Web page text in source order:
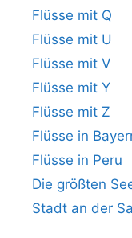
Flüsse mit Q
Flüsse mit U
Flüsse mit V
Flüsse mit Y
Flüsse mit Z
Flüsse in
Flüsse in Peru
Die größten
Stadt an der